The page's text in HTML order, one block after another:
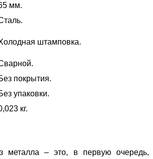
мм.
штамповка.
покрытия.
упаковки.
кг.
металла – это, в первую очередь,